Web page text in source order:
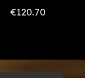
€120.70